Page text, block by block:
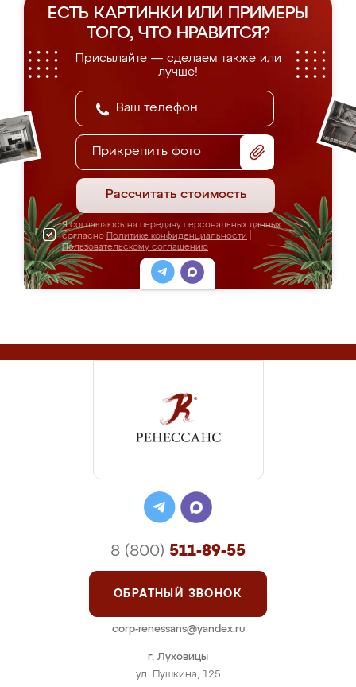
ЕСТЬ КАРТИНКИ ИЛИ ПРИМЕРЫ
ТОГО, ЧТО НРАВИТСЯ?
Присылайте — сделаем также или
лучше!
Прикрепить фото
Рассчитать стоимость
Я соглашаюсь на передачу персональных данных
согласно Политике конфиденциальности
Пользовательскому соглашению
г. Луховицы
ул. Пушкина, 125
8 (800) 511-89-55
ОБРАТНЫЙ ЗВОНОК
corp-renessans@yandex.ru